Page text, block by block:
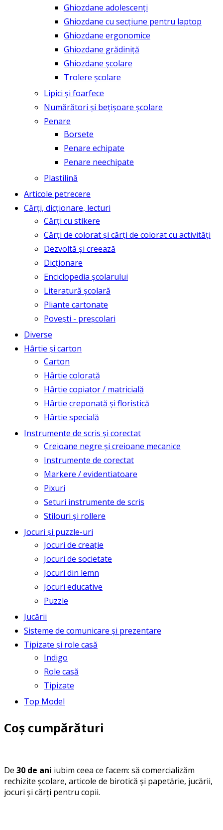
Ghiozdane adolescenți
Ghiozdane cu secțiune pentru laptop
Ghiozdane ergonomice
Ghiozdane grădiniță
Ghiozdane școlare
Trolere școlare
Lipici și foarfece
Numărători și bețișoare școlare
Penare
Borsete
Penare echipate
Penare neechipate
Plastilină
Articole petrecere
Cărți, dicționare, lecturi
Cărți cu stikere
Cărți de colorat și cărți de colorat cu activități
Dezvoltă și creează
Dicționare
Enciclopedia școlarului
Literatură școlară
Pliante cartonate
Povești - preșcolari
Diverse
Hârtie și carton
Carton
Hârtie colorată
Hârtie copiator / matricială
Hârtie creponată și floristică
Hârtie specială
Instrumente de scris și corectat
Creioane negre și creioane mecanice
Instrumente de corectat
Markere / evidentiatoare
Pixuri
Seturi instrumente de scris
Stilouri și rollere
Jocuri și puzzle-uri
Jocuri de creație
Jocuri de societate
Jocuri din lemn
Jocuri educative
Puzzle
Jucării
Sisteme de comunicare și prezentare
Tipizate și role casă
Indigo
Role casă
Tipizate
Top Model
Coș cumpărături
De 30 de ani iubim ceea ce facem: să comercializăm
rechizite școlare, articole de birotică și papetărie, jucării,
jocuri și cărți pentru copii.